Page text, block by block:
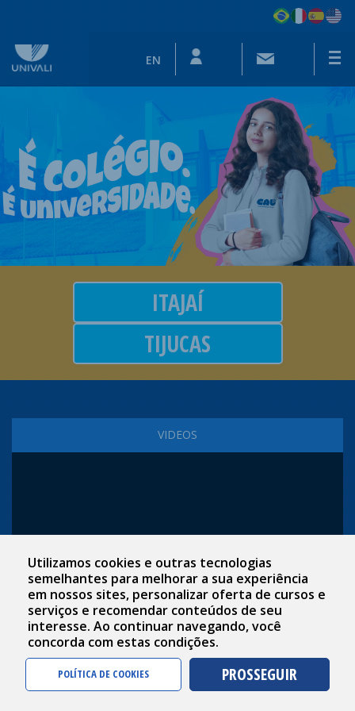
EN
ITAJAÍ
TIJUCAS
VIDEOS
CAMPI E UNIDADES
Utilizamos cookies e outras tecnologias
semelhantes para melhorar a sua experiência
em nossos sites, personalizar oferta de cursos e
serviços e recomendar conteúdos de seu
interesse. Ao continuar navegando, você
concorda com estas condições.
POLÍTICA DE COOKIES PROSSEGUIR